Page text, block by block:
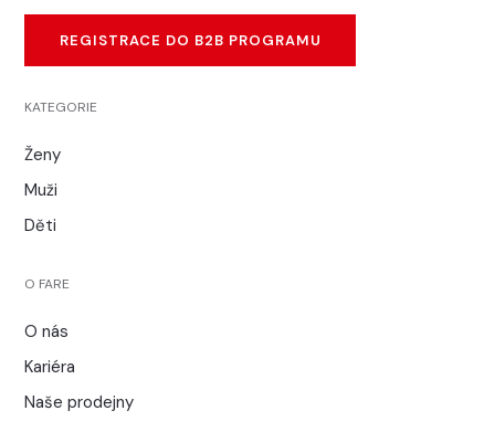
REGISTRACE DO B2B PROGRAMU
KATEGORIE
Ženy
Muži
Děti
O FARE
O nás
Kariéra
Naše prodejny